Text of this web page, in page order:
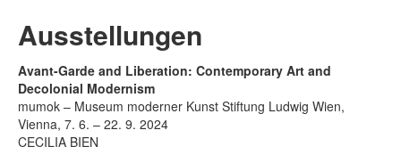
Ausstellungen
Avant-Garde and Liberation: Contemporary Art and
Decolonial Modernism
mumok – Museum moderner Kunst Stiftung Ludwig Wien,
Vienna, 7. 6. – 22. 9. 2024
CECILIA BIEN